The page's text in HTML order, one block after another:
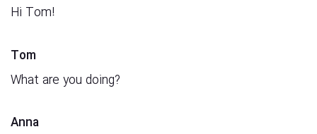
Hi Tom!
Tom
What are you doing?
Anna